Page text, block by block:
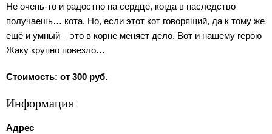
Не очень-то и радостно на сердце, когда в наследство
получаешь… кота. Но, если этот кот говорящий, да к тому же
ещё и умный – это в корне меняет дело. Вот и нашему герою
Жаку крупно повезло…
Стоимость: от 300 руб.
Информация
Адрес